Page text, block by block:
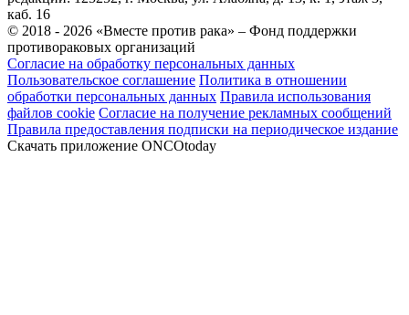
каб. 16
© 2018 - 2026 «Вместе против рака» – Фонд поддержки
противораковых организаций
Согласие на обработку персональных данных
Пользовательское соглашение Политика в отношении
обработки персональных данных Правила использования
файлов cookie Согласие на получение рекламных сообщений
Правила предоставления подписки на периодическое издание
Скачать приложение ONCOtoday